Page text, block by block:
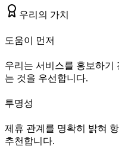
우리의 가치
도움이 먼저
우리는 서비스를 홍보하기
는 것을 우선합니다.
투명성
제휴 관계를 명확히 밝혀
추천합니다.